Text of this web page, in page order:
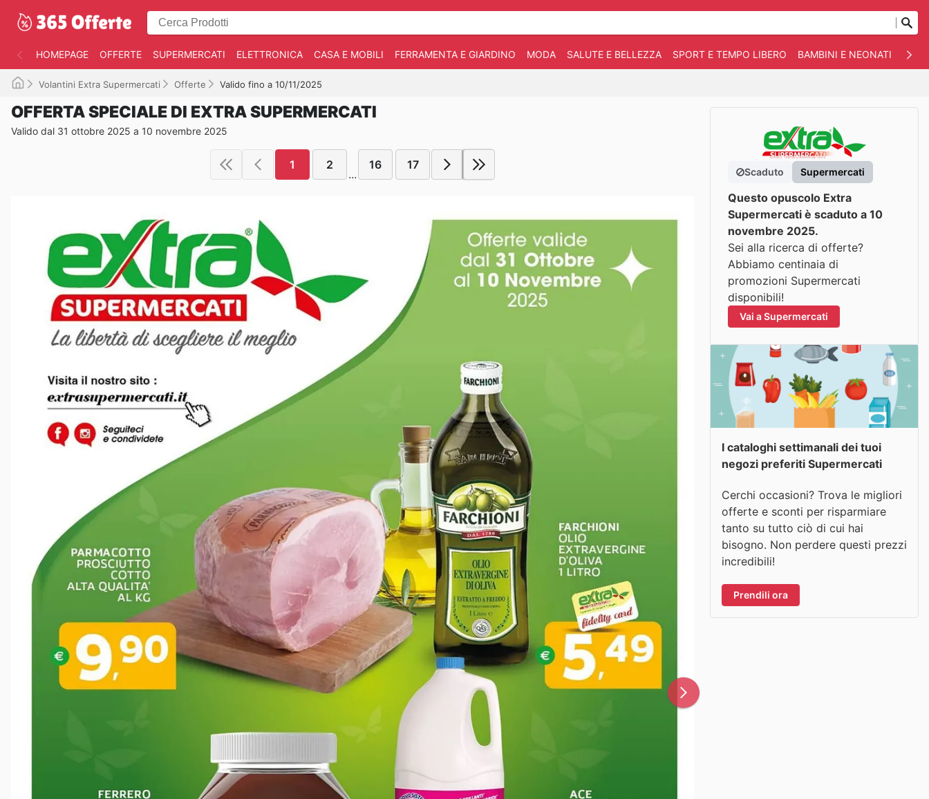
HOMEPAGE OFFERTE SUPERMERCATI ELETTRONICA CASA E MOBILI FERRAMENTA E GIARDINO MODA SALUTE E BELLEZZA SPORT E TEMPO LIBERO BAMBINI E NEONATI
Volantini Extra Supermercati Offerte Valido fino a 10/11/2025
OFFERTA SPECIALE DI EXTRA SUPERMERCATI
Valido dal 31 ottobre 2025 a 10 novembre 2025
1 2
...
16 17
Scaduto Supermercati
Questo opuscolo Extra
Supermercati è scaduto a 10
novembre 2025.
Sei alla ricerca di offerte?
Abbiamo centinaia di
promozioni Supermercati
disponibili!
Vai a Supermercati
I cataloghi settimanali dei tuoi
negozi preferiti Supermercati
Cerchi occasioni? Trova le migliori
offerte e sconti per risparmiare
tanto su tutto ciò di cui hai
bisogno. Non perdere questi prezzi
incredibili!
Prendili ora